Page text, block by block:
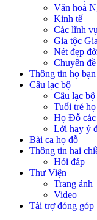
Văn hoá
Kinh tế
Các lĩnh
Gia tộc
Nét đẹp
Chuyên đề
Thông tin họ bạn
Câu lạc bộ
Câu lạc
Tuổi trẻ
Họ Đỗ
Lời hay ý
Bài ca họ đỗ
Thông tin hai
Hỏi đáp
Thư Viện
Trang ảnh
Video
Tài trợ đóng góp